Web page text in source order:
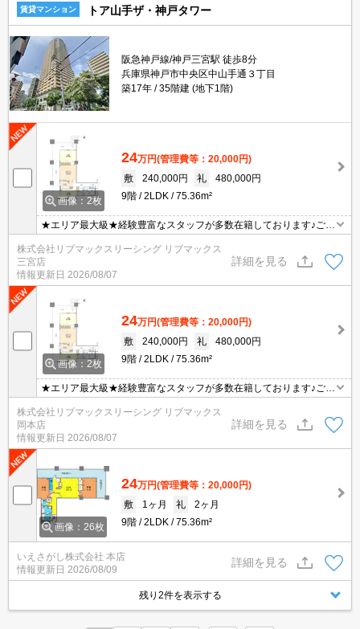
賃貸マンション トア山手ザ・神戸タワー
阪急神戸線/神戸三宮駅 徒歩8分
兵庫県神戸市中央区中山手通３丁目
築17年
35階建 (地下1階)
画像：2枚
24万円(管理費等：20,000円)
敷
240,000円 礼
480,000円
9階
2LDK 75.36m²
★エリア最大級★経験豊富なスタッフが多数在籍しております♪ご要
望がありましたらお申し付けください！初期費用クレジット支払可
能！オンライン内覧・オンライン契約等弊社に一度も来店せずとも
問題ありません♪弊社ではネットに掲載されている物件も全てご紹介
可能になりますので気になる物件は全て申し付けください★
株式会社リブマックスリーシング リブマックス
三宮店
情報更新日 2026/08/07
詳細を見る
画像：2枚
24万円(管理費等：20,000円)
敷
240,000円 礼
480,000円
9階
2LDK 75.36m²
★エリア最大級★経験豊富なスタッフが多数在籍しております♪ご要
望がありましたらお申し付けください！初期費用クレジット支払可
能！オンライン内覧・オンライン契約等弊社に一度も来店せずとも
問題ありません♪弊社ではネットに掲載されている物件も全てご紹介
可能になりますので気になる物件は全て申し付けください★
株式会社リブマックスリーシング リブマックス
岡本店
情報更新日 2026/08/07
詳細を見る
画像：26枚
24万円(管理費等：20,000円)
敷
1ヶ月 礼
2ヶ月
9階
2LDK 75.36m²
いえさがし株式会社 本店
情報更新日 2026/08/09
詳細を見る
残り2件を表示する